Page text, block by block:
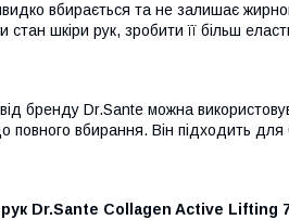
вбирається та не залишає
стан шкіри рук, зробити її більш
бренду Dr.Sante можна
повного вбирання. Він підходить
Dr.Sante Collagen Active Lifting